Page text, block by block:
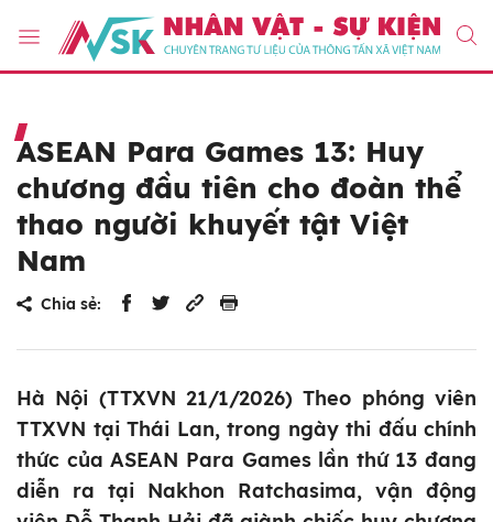
ASEAN Para Games 13: Huy
chương đầu tiên cho đoàn thể
thao người khuyết tật Việt
Nam
Chia sẻ:
Hà Nội (TTXVN 21/1/2026) Theo phóng viên
TTXVN tại Thái Lan, trong ngày thi đấu chính
thức của ASEAN Para Games lần thứ 13 đang
diễn ra tại Nakhon Ratchasima, vận động